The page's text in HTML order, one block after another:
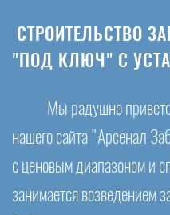
СТРОИТЕЛЬСТВО
"ПОД КЛЮЧ" С
Мы радушно
нашего сайта "Арсенал
с ценовым диапазоном и
занимается возведением